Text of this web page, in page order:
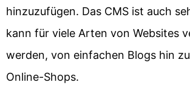
hinzuzufügen. Das CMS ist auch
kann für viele Arten von Websites
werden, von einfachen Blogs hin
Online-Shops.